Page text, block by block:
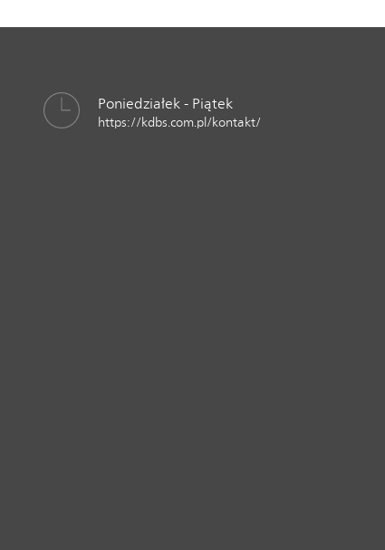
Poniedziałek - Piątek
https://kdbs.com.pl/kontakt/